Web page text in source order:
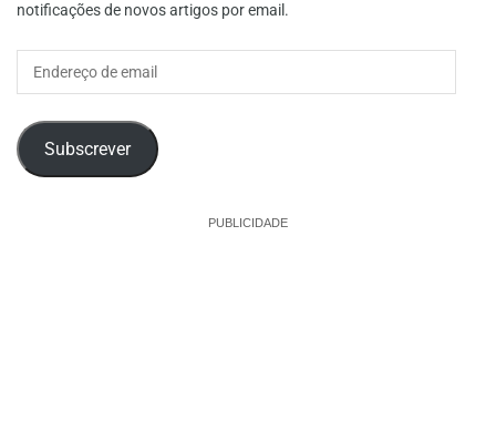
notificações de novos artigos por email.
Subscrever
PUBLICIDADE